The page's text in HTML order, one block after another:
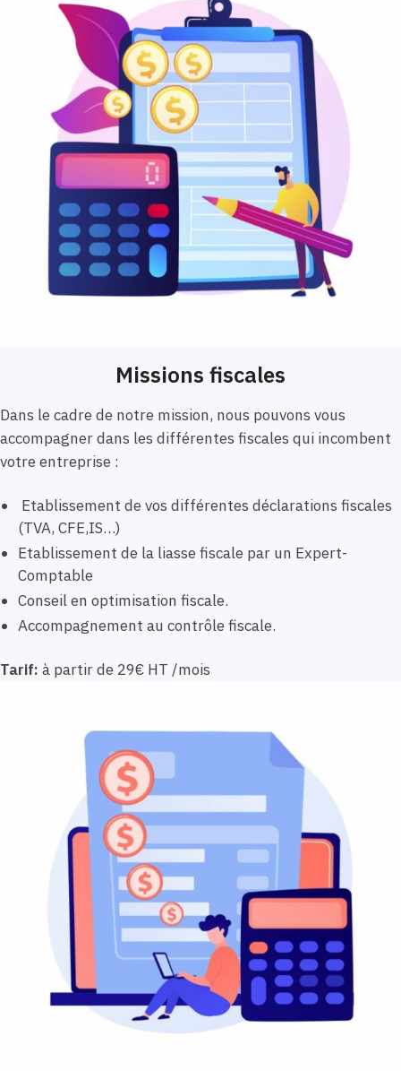
Missions fiscales
Dans le cadre de notre mission, nous pouvons vous
accompagner dans les différentes fiscales qui incombent
votre entreprise :
Etablissement de vos différentes déclarations fiscales
(TVA, CFE,IS…)
Etablissement de la liasse fiscale par un Expert-
Comptable
Conseil en optimisation fiscale.
Accompagnement au contrôle fiscale.
Tarif: à partir de 29€ HT /mois